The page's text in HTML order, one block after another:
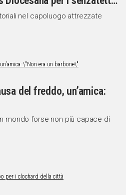
nel capoluogo attrezzate
del freddo, un’amica:
mondo forse non più capace di